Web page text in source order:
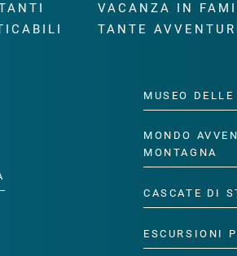
VACANZA IN
TANTE
MUSEO
MONDO
MONTAGNA
CASCATE DI
ESCURSIONI